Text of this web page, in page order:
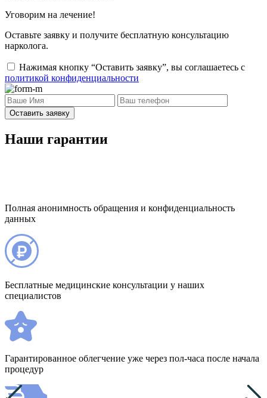
Уговорим на лечение!
Оставьте заявку и получите бесплатную консультацию
нарколога.
Нажимая кнопку “Оставить заявку”, вы соглашаетесь с
политикой конфиденциальности
Оставить заявку
Наши гарантии
Полная анонимность обращения и конфиденциальность
данных
Бесплатные медицинские консультации у наших
специалистов
Гарантированное облегчение уже через пол-часа после начала
процедур